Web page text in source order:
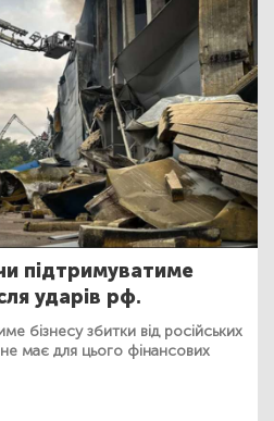
підтримуватиме
ударів рф.
бізнесу збитки від російських
не має для цього фінансових